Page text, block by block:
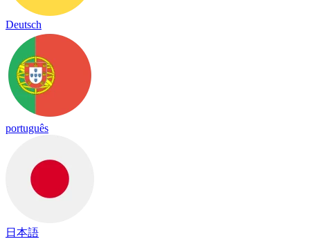
Deutsch
português
日本語